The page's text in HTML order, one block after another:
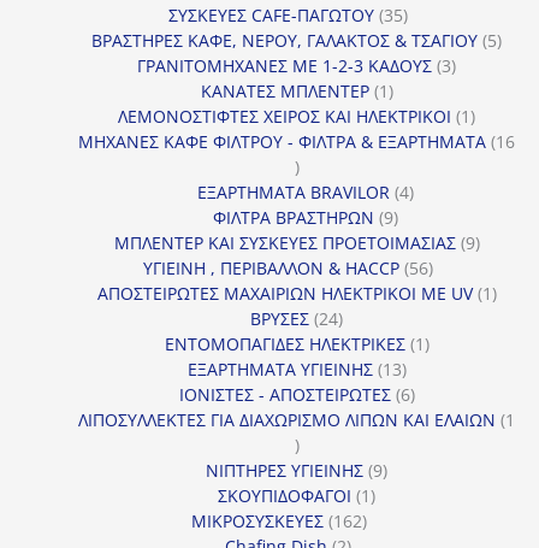
προϊόντα
ΣΥΣΚΕΥΕΣ CAFE-ΠΑΓΩΤΟΥ 3535
προϊόντα
ΒΡΑΣΤΗΡΕΣ ΚΑΦΕ, ΝΕΡΟΥ, ΓΑΛΑΚΤΟΣ & ΤΣΑΓΙΟΥ 55
ΓΡΑΝΙΤΟΜΗΧΑΝΕΣ ΜΕ 1-2-3 ΚΑΔΟΥΣ 33
ΚΑΝΑΤΕΣ ΜΠΛΕΝΤΕΡ 11
προϊόν
ΛΕΜΟΝΟΣΤΙΦΤΕΣ ΧΕΙΡΟΣ ΚΑΙ ΗΛΕΚΤΡΙΚΟΙ 11
προϊόν
ΜΗΧΑΝΕΣ ΚΑΦΕ ΦΙΛΤΡΟΥ - ΦΙΛΤΡΑ & ΕΞΑΡΤΗΜΑΤΑ 16
16
προϊόντα
ΕΞΑΡΤΗΜΑΤΑ BRAVILOR 44
ΦΙΛΤΡΑ ΒΡΑΣΤΗΡΩΝ 99
προϊόντα
ΜΠΛΕΝΤΕΡ ΚΑΙ ΣΥΣΚΕΥΕΣ ΠΡΟΕΤΟΙΜΑΣΙΑΣ 99
ΥΓΙΕΙΝΗ , ΠΕΡΙΒΑΛΛΟΝ & HACCP 5656
προϊόντα
ΑΠΟΣΤΕΙΡΩΤΕΣ ΜΑΧΑΙΡΙΩΝ ΗΛΕΚΤΡΙΚΟΙ ΜΕ UV 11
ΒΡΥΣΕΣ 2424
προϊόντα
ΕΝΤΟΜΟΠΑΓΙΔΕΣ ΗΛΕΚΤΡΙΚΕΣ 11
ΕΞΑΡΤΗΜΑΤΑ ΥΓΙΕΙΝΗΣ 1313
προϊόντα
ΙΟΝΙΣΤΕΣ - ΑΠΟΣΤΕΙΡΩΤΕΣ 66
προϊόντα
ΛΙΠΟΣΥΛΛΕΚΤΕΣ ΓΙΑ ΔΙΑΧΩΡΙΣΜΟ ΛΙΠΩΝ ΚΑΙ ΕΛΑΙΩΝ 1
1
προϊόν
ΝΙΠΤΗΡΕΣ ΥΓΙΕΙΝΗΣ 99
ΣΚΟΥΠΙΔΟΦΑΓΟΙ 11
ΜΙΚΡΟΣΥΣΚΕΥΕΣ 162162